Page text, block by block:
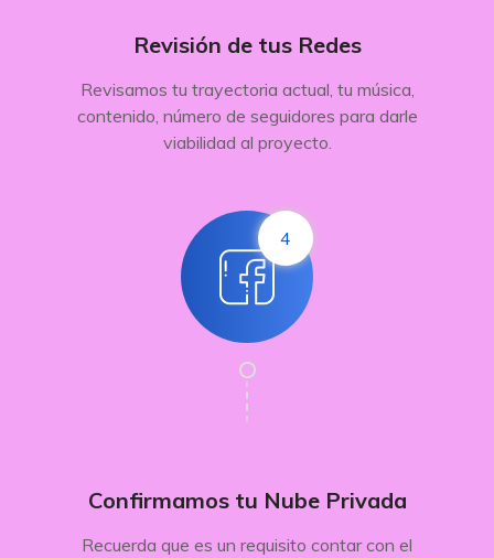
Revisión de tus Redes
Revisamos tu trayectoria actual, tu música,
contenido, número de seguidores para darle
viabilidad al proyecto.
4
Confirmamos tu Nube Privada
Recuerda que es un requisito contar con el